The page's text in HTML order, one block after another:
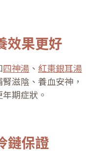
效果更好
四神湯 、 紅棗銀耳湯
滋陰、養血安神，
期症狀。
鏈保證